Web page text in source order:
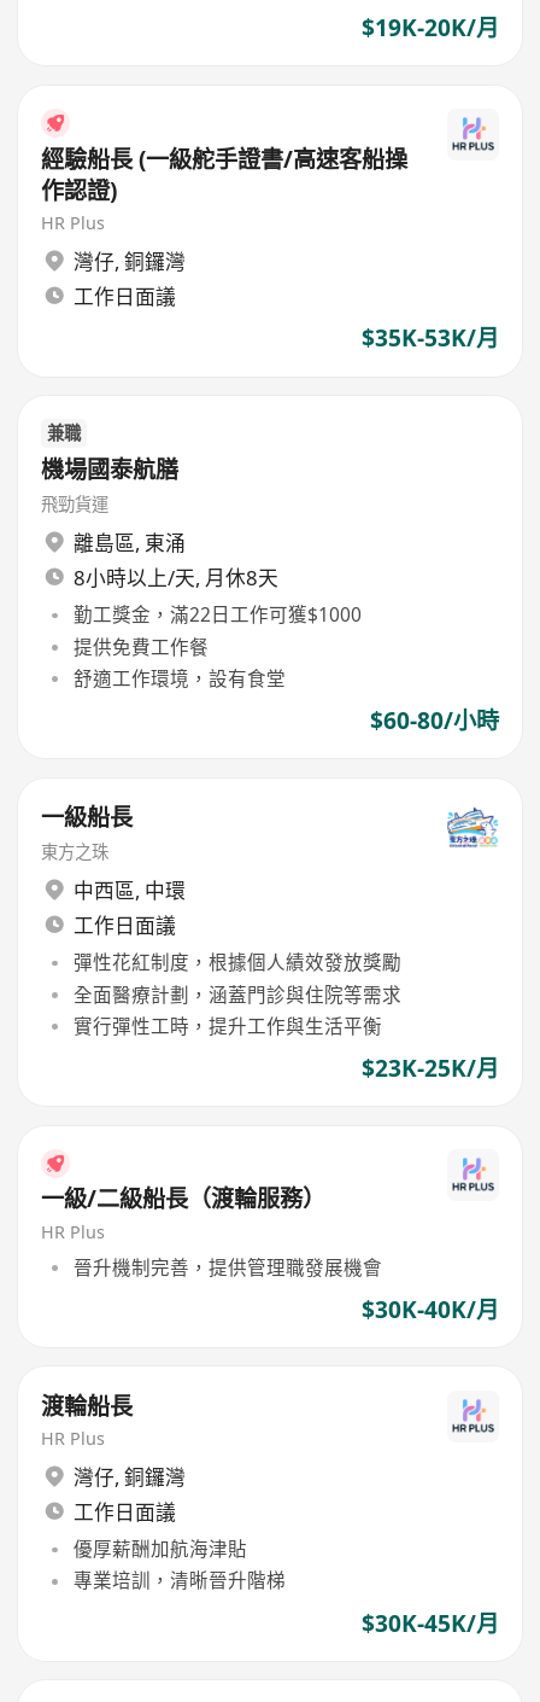
$19K-20K/月
經驗船長 (一級舵手證書/高速客船操
作認證)
HR Plus
灣仔, 銅鑼灣
工作日面議
$35K-53K/月
兼職
機場國泰航膳
飛勁貨運
離島區, 東涌
8小時以上/天, 月休8天
勤工獎金，滿22日工作可獲$1000
提供免費工作餐
舒適工作環境，設有食堂
$60-80/小時
一級船長
東方之珠
中西區, 中環
工作日面議
彈性花紅制度，根據個人績效發放獎勵
全面醫療計劃，涵蓋門診與住院等需求
實行彈性工時，提升工作與生活平衡
$23K-25K/月
一級/二級船長（渡輪服務）
HR Plus
晉升機制完善，提供管理職發展機會
$30K-40K/月
渡輪船長
HR Plus
灣仔, 銅鑼灣
工作日面議
優厚薪酬加航海津貼
專業培訓，清晰晉升階梯
$30K-45K/月